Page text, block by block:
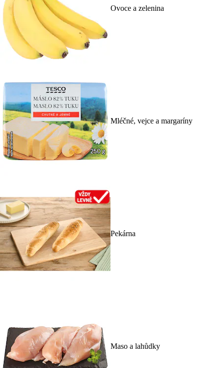
Ovoce a zelenina
Mléčné, vejce a margaríny
Pekárna
Maso a lahůdky